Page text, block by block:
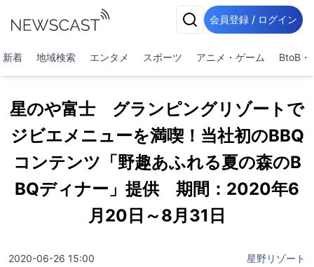
会員登録 / ログイン
新着 地域検索 エンタメ スポーツ アニメ・ゲーム BtoB・
星のや富士 グランピングリゾートで
ジビエメニューを満喫！当社初のBBQ
コンテンツ「野趣あふれる夏の森のB
BQディナー」提供 期間：2020年6
月20日～8月31日
2020-06-26 15:00 星野リゾート